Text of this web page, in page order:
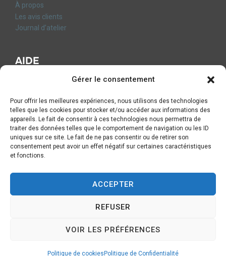
Gérer le consentement
Pour offrir les meilleures expériences, nous utilisons des technologies
telles que les cookies pour stocker et/ou accéder aux informations des
appareils. Le fait de consentir à ces technologies nous permettra de
traiter des données telles que le comportement de navigation ou les ID
uniques sur ce site. Le fait de ne pas consentir ou de retirer son
consentement peut avoir un effet négatif sur certaines caractéristiques
et fonctions.
ACCEPTER
REFUSER
VOIR LES PRÉFÉRENCES
Politique de cookies Politique de Confidentialité
À propos
Les avis clients
Journal d’atelier
AIDE
CGV
Mentions légales
Livraison et Retours
Formulaire de rétractation
Politique de Confidentialité
Politique de Confidentialité